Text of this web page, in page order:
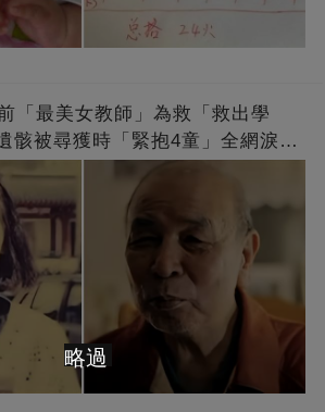
「最美女教師」為救「救出學
骸被尋獲時「緊抱4童」全網淚
該被遺忘
略過